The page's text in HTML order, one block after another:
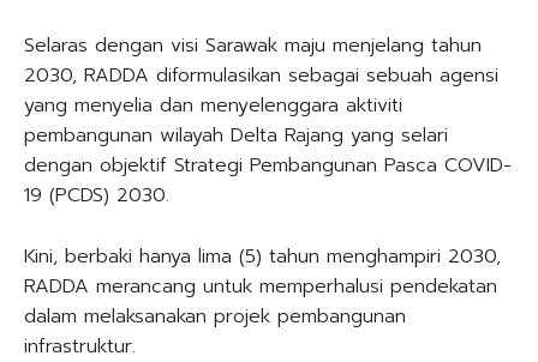
Selaras dengan visi Sarawak maju menjelang tahun
2030, RADDA diformulasikan sebagai sebuah agensi
yang menyelia dan menyelenggara aktiviti
pembangunan wilayah Delta Rajang yang selari
dengan objektif Strategi Pembangunan Pasca COVID-
19 (PCDS) 2030.
Kini, berbaki hanya lima (5) tahun menghampiri 2030,
RADDA merancang untuk memperhalusi pendekatan
dalam melaksanakan projek pembangunan
infrastruktur.